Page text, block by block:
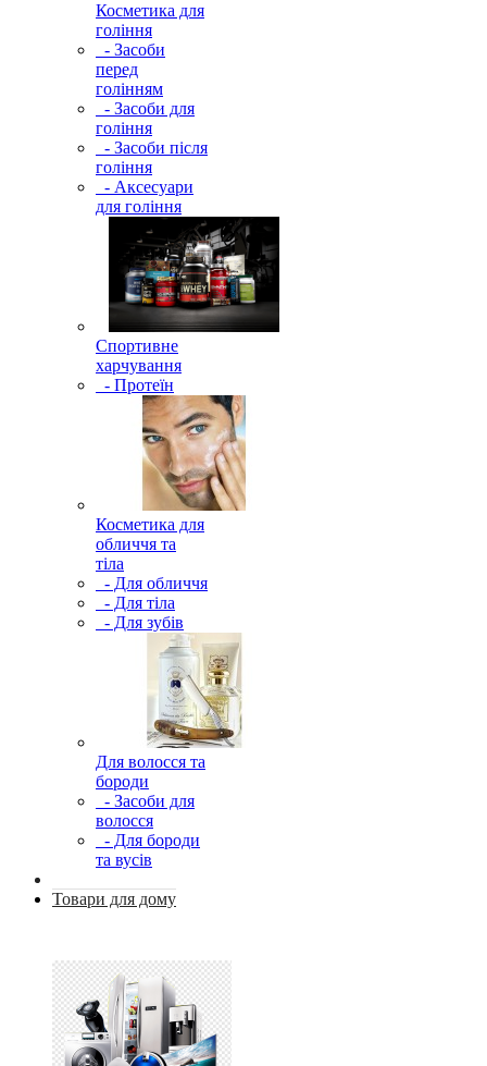
Косметика для
гоління
- Засоби
перед
голінням
- Засоби для
гоління
- Засоби після
гоління
- Аксесуари
для гоління
Спортивне
харчування
- Протеїн
Косметика для
обличчя та
тіла
- Для обличчя
- Для тіла
- Для зубів
Для волосся та
бороди
- Засоби для
волосся
- Для бороди
та вусів
Товари для дому